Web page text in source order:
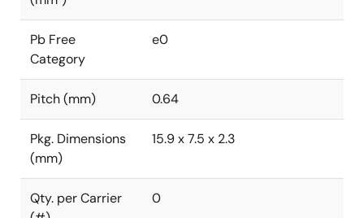
Pb Free
Category
e0
Pitch (mm) 0.64
Pkg. Dimensions
(mm)
15.9 x 7.5 x 2.3
Qty. per Carrier
0